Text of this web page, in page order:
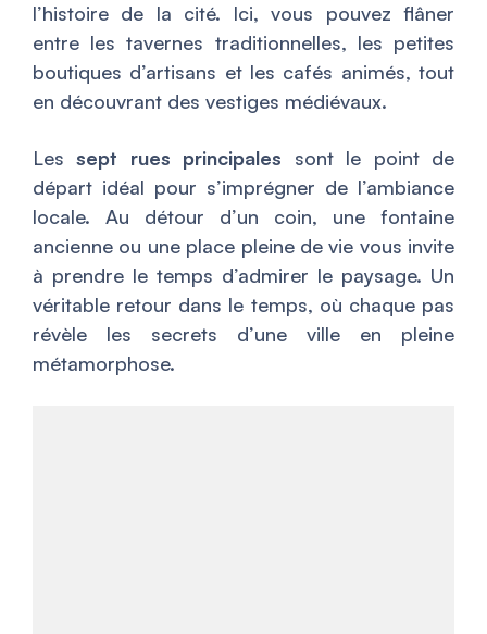
l’histoire de la cité. Ici, vous pouvez flâner
entre les tavernes traditionnelles, les petites
boutiques d’artisans et les cafés animés, tout
en découvrant des vestiges médiévaux.
Lessept rues principales sont le point de
départ idéal pour s’imprégner de l’ambiance
locale. Au détour d’un coin, une fontaine
ancienne ou une place pleine de vie vous invite
à prendre le temps d’admirer le paysage. Un
véritable retour dans le temps, où chaque pas
révèle les secrets d’une ville en pleine
métamorphose.